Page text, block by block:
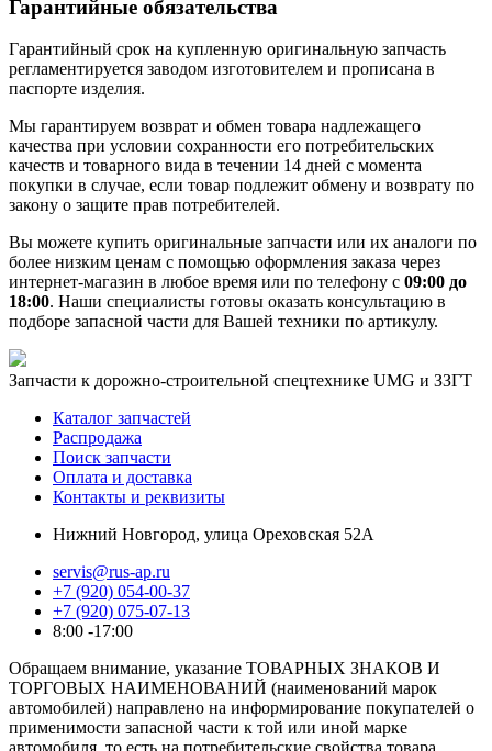
Гарантийные обязательства
Гарантийный срок на купленную оригинальную запчасть
регламентируется заводом изготовителем и прописана в
паспорте изделия.
Мы гарантируем возврат и обмен товара надлежащего
качества при условии сохранности его потребительских
качеств и товарного вида в течении 14 дней с момента
покупки в случае, если товар подлежит обмену и возврату по
закону о защите прав потребителей.
Вы можете купить оригинальные запчасти или их аналоги по
более низким ценам с помощью оформления заказа через
интернет-магазин в любое время или по телефону с 09:00 до
18:00. Наши специалисты готовы оказать консультацию в
подборе запасной части для Вашей техники по артикулу.
Запчасти к дорожно-строительной спецтехнике UMG и ЗЗГТ
Каталог запчастей
Распродажа
Поиск запчасти
Оплата и доставка
Контакты и реквизиты
Нижний Новгород, улица Ореховская 52А
servis@rus-ap.ru
+7 (920) 054-00-37
+7 (920) 075-07-13
8:00 -17:00
Обращаем внимание, указание ТОВАРНЫХ ЗНАКОВ И
ТОРГОВЫХ НАИМЕНОВАНИЙ (наименований марок
автомобилей) направлено на информирование покупателей о
применимости запасной части к той или иной марке